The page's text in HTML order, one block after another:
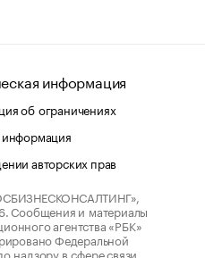
информация
об ограничениях
информация
авторских прав
Сообщения и материалы
агентства «РБК»
Федеральной
надзору в сфере связи,